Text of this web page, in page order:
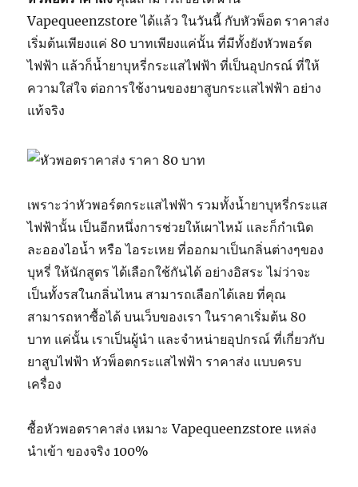
Vapequeenzstore ได้แล้ว ในวันนี้ กับหัวพ็อต ราคาส่ง
เริ่มต้นเพียงแค่ 80 บาทเพียงแค่นั้น ที่มีทั้งยังหัวพอร์ต
ไฟฟ้า แล้วก็น้ำยาบุหรี่กระแสไฟฟ้า ที่เป็นอุปกรณ์ ที่ให้
ความใส่ใจ ต่อการใช้งานของยาสูบกระแสไฟฟ้า อย่าง
แท้จริง
เพราะว่าหัวพอร์ตกระแสไฟฟ้า รวมทั้งน้ำยาบุหรี่กระแส
ไฟฟ้านั้น เป็นอีกหนึ่งการช่วยให้เผาไหม้ และก็กำเนิด
ละอองไอน้ำ หรือ ไอระเหย ที่ออกมาเป็นกลิ่นต่างๆของ
บุหรี่ ให้นักสูตร ได้เลือกใช้กันได้ อย่างอิสระ ไม่ว่าจะ
เป็นทั้งรสในกลิ่นไหน สามารถเลือกได้เลย ที่คุณ
สามารถหาซื้อได้ บนเว็บของเรา ในราคาเริ่มต้น 80
บาท แค่นั้น เราเป็นผู้นำ และจำหน่ายอุปกรณ์ ที่เกี่ยวกับ
ยาสูบไฟฟ้า หัวพ็อตกระแสไฟฟ้า ราคาส่ง แบบครบ
เครื่อง
ซื้อหัวพอตราคาส่ง เหมาะ Vapequeenzstore แหล่ง
นำเข้า ของจริง 100%